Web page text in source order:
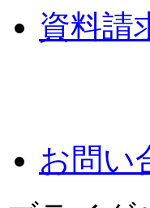
資料請
お問い